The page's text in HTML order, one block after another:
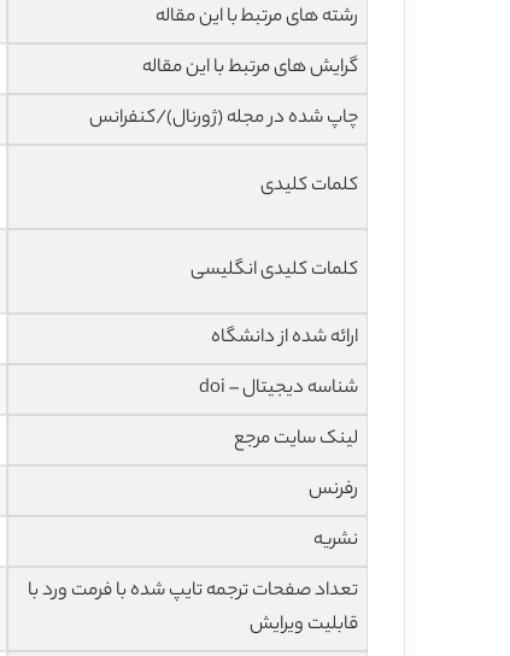
رشته های مرتبط با این مقاله
گرایش های مرتبط با این مقاله
چاپ شده در مجله (ژورنال)/کنفرانس
کلمات کلیدی
کلمات کلیدی انگلیسی
ارائه شده از دانشگاه
شناسه دیجیتال – doi
لینک سایت مرجع
رفرنس
نشریه
تعداد صفحات ترجمه تایپ شده با فرمت ورد با
قابلیت ویرایش